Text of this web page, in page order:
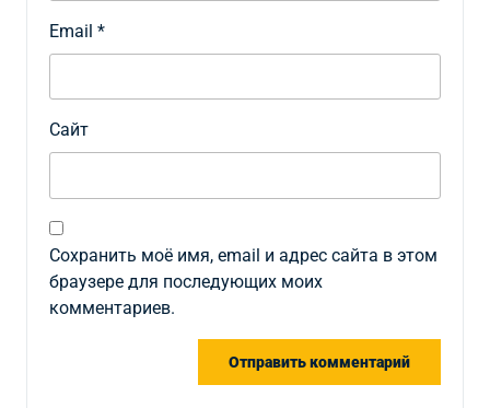
Email *
Сайт
Сохранить моё имя, email и адрес сайта в этом
браузере для последующих моих
комментариев.